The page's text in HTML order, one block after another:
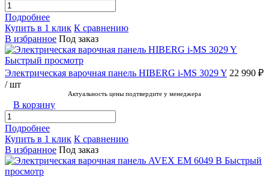
Подробнее
Купить в 1 клик К сравнению
В избранное Под заказ
Быстрый просмотр
Электрическая варочная панель HIBERG i-MS 3029 Y 22 990 ₽
/ шт
Актуальность цены подтвердите у менеджера
В корзину
Подробнее
Купить в 1 клик К сравнению
В избранное Под заказ
Быстрый
просмотр